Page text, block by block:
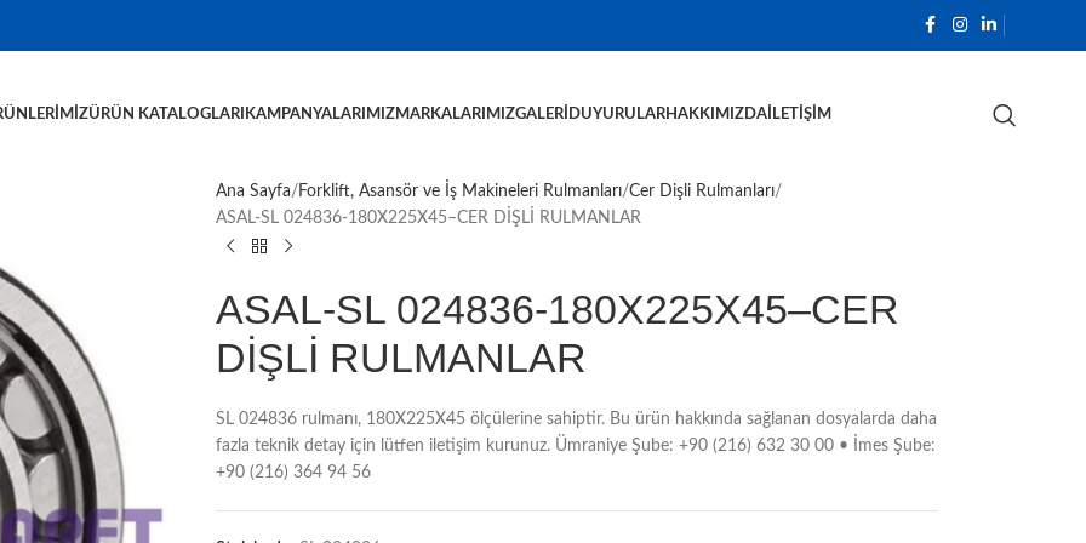
ÜRÜN KATALOGLARI KAMPANYALARIMIZMARKALARIMIZGALERI DUYURULARHAKKIMIZDA İLETIŞIM
Ana Sayfa Forklift, Asansör ve İş Makineleri Rulmanları Cer Dişli Rulmanları
ASAL-SL 024836-180X225X45–CER DİŞLİ RULMANLAR
ASAL-SL 024836-180X225X45–CER
DİŞLİ RULMANLAR
SL 024836 rulmanı, 180X225X45 ölçülerine sahiptir. Bu ürün hakkında sağlanan dosyalarda daha
fazla teknik detay için lütfen iletişim kurunuz. Ümraniye Şube: +90 (216) 632 30 00 • İmes Şube:
+90 (216) 364 94 56